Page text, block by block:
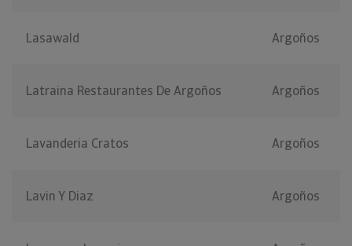
Lasawald Argoños
Latraina Restaurantes De Argoños Argoños
Lavanderia Cratos Argoños
Lavin Y Diaz Argoños